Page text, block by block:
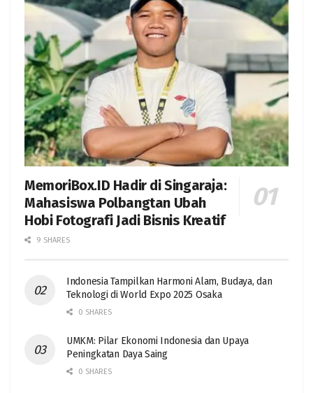
MemoriBox.ID Hadir di Singaraja:
Mahasiswa Polbangtan Ubah
Hobi Fotografi Jadi Bisnis Kreatif
9 SHARES
Indonesia Tampilkan Harmoni Alam, Budaya, dan
Teknologi di World Expo 2025 Osaka
0 SHARES
UMKM: Pilar Ekonomi Indonesia dan Upaya
Peningkatan Daya Saing
0 SHARES